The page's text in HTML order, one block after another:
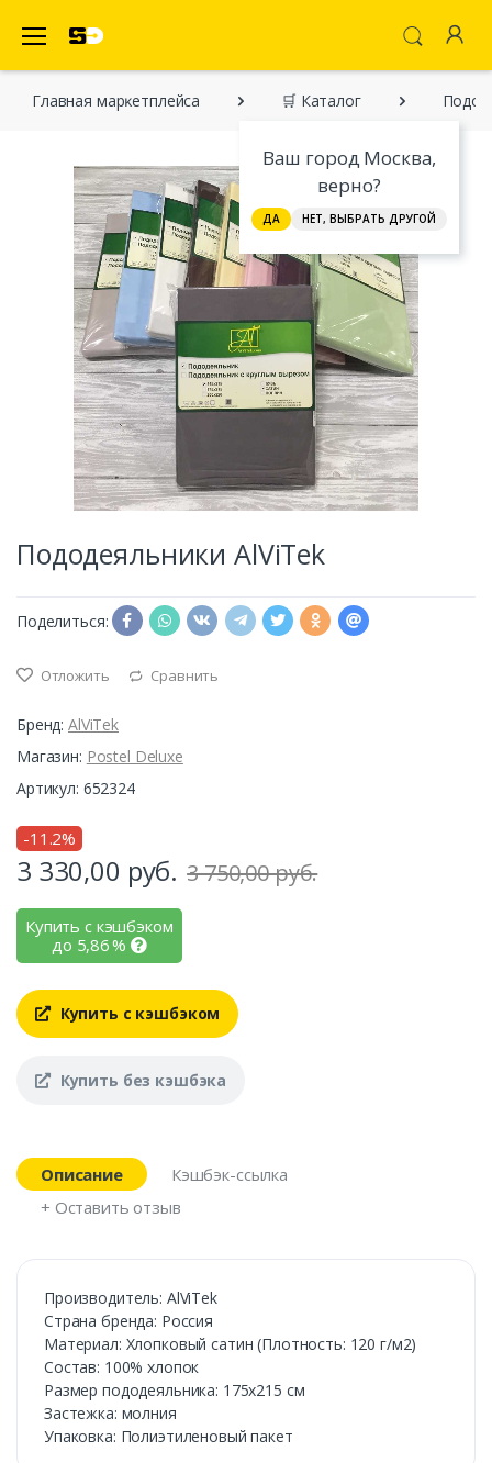
Ваш город Москва,
верно?
ДА НЕТ, ВЫБРАТЬ ДРУГОЙ
Главная марĸетплейса 🛒 Каталог
Пододеяльники AlViTek
Поделиться:
Отложить Сравнить
Бренд: AlViTek
Магазин: Postel Deluxe
Артикул: 652324
-11.2%
3 330,00 руб. 3 750,00 руб.
Купить с кэшбэком
до 5,86%
Купить с кэшбэком
Купить без кэшбэка
Описание
Кэшбэк-ссылка
+ Оставить отзыв
Производитель: AlViTek
Страна бренда: Россия
Материал: Хлопковый сатин (Плотность: 120 г/м2)
Состав: 100% хлопок
Размер пододеяльника: 175х215 см
Застежка: молния
Упаковка: Полиэтиленовый пакет